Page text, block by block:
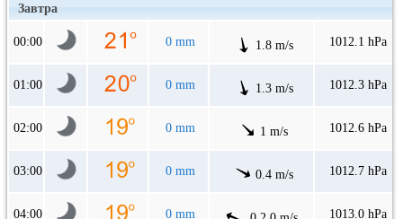
Завтра
00:00 0 mm 1.8 m/s 1012.1 hPa
01:00 0 mm 1.3 m/s 1012.3 hPa
02:00 0 mm 1 m/s 1012.6 hPa
03:00 0 mm 0.4 m/s 1012.7 hPa
04:00 0 mm 1013.0 hPa